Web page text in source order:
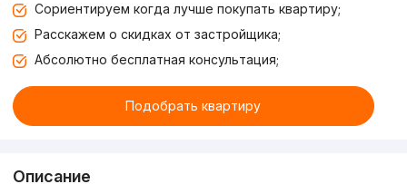
Сориентируем когда лучше покупать квартиру;
Расскажем о скидках от застройщика;
Абсолютно бесплатная консультация;
Подобрать квартиру
Описание